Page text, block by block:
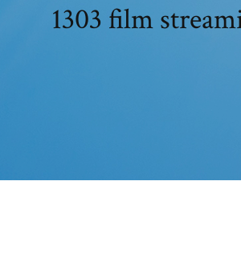
1303 film